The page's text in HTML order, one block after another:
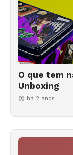
O que tem
Unboxing
há 2 anos